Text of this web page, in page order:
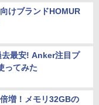
けブランドHOMUR
最安! Anker注目プ
ってみた
増！メモリ32GBの